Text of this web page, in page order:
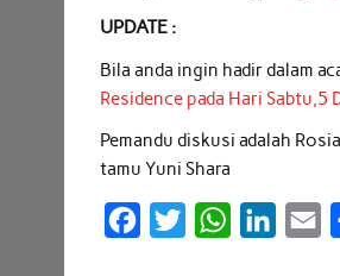
UPDATE :
Bila anda ingin hadir dalam
Residence pada Hari Sabtu,5
Pemandu diskusi adalah
tamu Yuni Shara
W